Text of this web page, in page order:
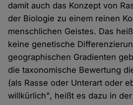
damit auch das Konzept von
der Biologie zu einem reinen
menschlichen Geistes. Das
keine genetische
geographischen Gradienten
die taxonomische Bewertung
(als Rasse oder Unterart oder
willkürlich", heißt es dazu in